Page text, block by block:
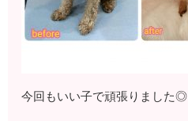
今回もいい子で頑張りました◎